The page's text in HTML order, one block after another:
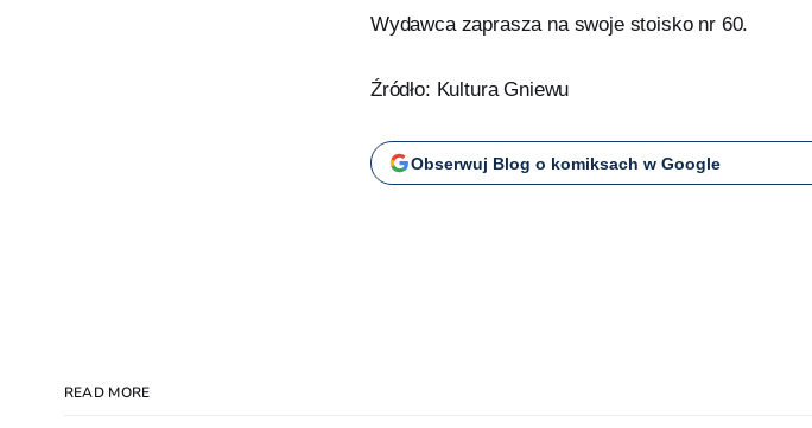
Wydawca zaprasza na swoje stoisko nr 60.
Źródło: Kultura Gniewu
Obserwuj Blog o komiksach w Google
READ MORE